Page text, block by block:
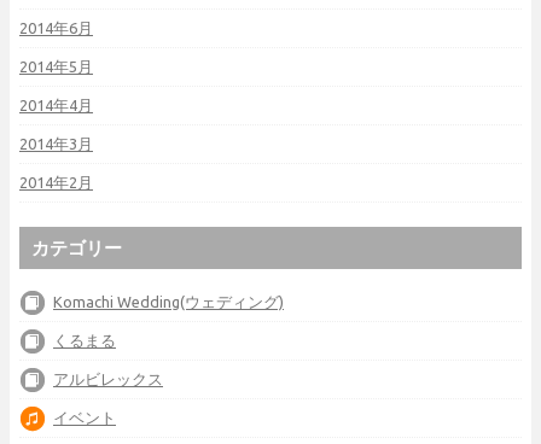
2014年6月
2014年5月
2014年4月
2014年3月
2014年2月
カテゴリー
Komachi Wedding(ウェディング)
くるまる
アルビレックス
イベント